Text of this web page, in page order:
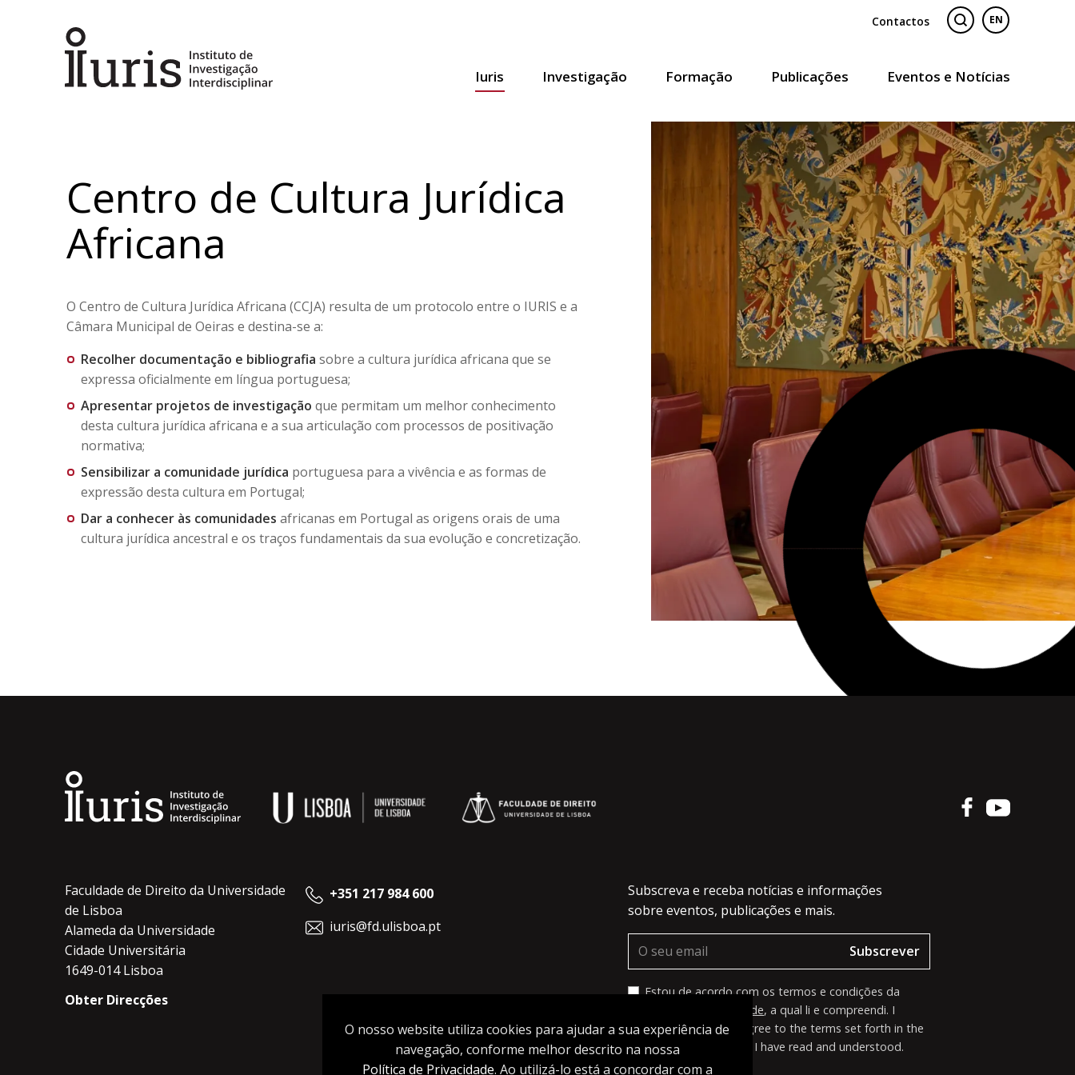
Contactos EN
Iuris Investigação Formação Publicações Eventos e Notícias
Centro de Cultura Jurídica
Africana
O Centro de Cultura Jurídica Africana (CCJA) resulta de um protocolo entre o IURIS e a
Câmara Municipal de Oeiras e destina-se a:
Recolher documentação e bibliografia sobre a cultura jurídica africana que se
expressa oficialmente em língua portuguesa;
Apresentar projetos de investigação que permitam um melhor conhecimento
desta cultura jurídica africana e a sua articulação com processos de positivação
normativa;
Sensibilizar a comunidade jurídica portuguesa para a vivência e as formas de
expressão desta cultura em Portugal;
Dar a conhecer às comunidades africanas em Portugal as origens orais de uma
cultura jurídica ancestral e os traços fundamentais da sua evolução e concretização.
Faculdade de Direito da Universidade
de Lisboa
Alameda da Universidade
Cidade Universitária
1649-014 Lisboa
Obter Direcções
+351 217 984 600
iuris@fd.ulisboa.pt
Subscreva e receba notícias e informações
sobre eventos, publicações e mais.
Subscrever
Estou de acordo com os termos e condições da
Política de Privacidade, a qual li e compreendi. I
acknowledge and agree to the terms set forth in the
Privacy Policy
, which I have read and understood.
O nosso website utiliza cookies para ajudar a sua experiência de
navegação, conforme melhor descrito na nossa
Política de Privacidade. Ao utilizá-lo está a concordar com a